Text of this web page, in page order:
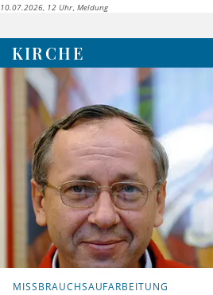
10.07.2026, 12 Uhr Meldung
KIRCHE
MISSBRAUCHSAUFARBEITUNG